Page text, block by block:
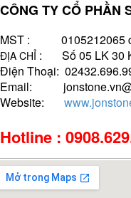
CÔNG TY CỔ PHẦN
MST : 0105212065 do
ĐỊA CHỈ : Số 05 LK 30
Điện Thoại:
Email:
Website:
Hotline :